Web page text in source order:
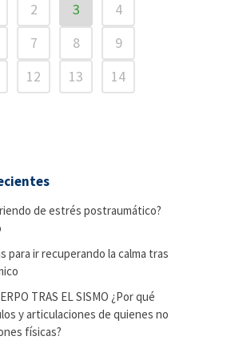
2 3
4
7 8
9
12 13 14
de estrés postraumático?
para ir recuperando la calma tras
TRAS EL SISMO ¿Por qué
y articulaciones de quienes no
físicas?